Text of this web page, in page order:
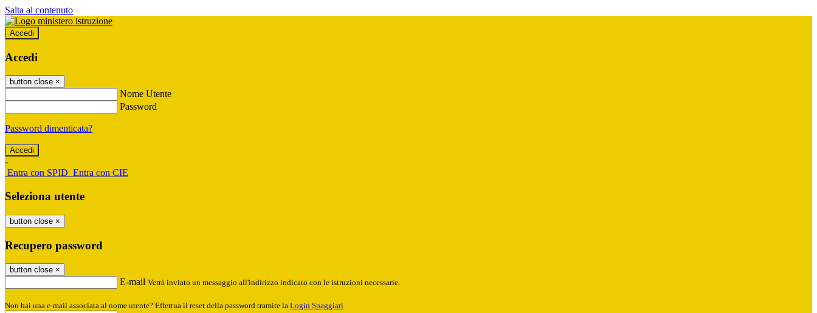
Salta al contenuto
Accedi
Accedi
button close ×
Nome Utente
Password
Password dimenticata?
-
Entra con SPID Entra con CIE
Seleziona utente
button close ×
Recupero password
button close ×
E-mail Verrà inviato un messaggio all'indirizzo indicato con le istruzioni necessarie.
Non hai una e-mail associata al nome utente? Effettua il reset della password tramite la Login Spaggiari